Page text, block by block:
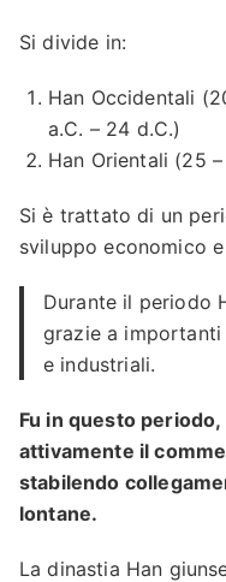
Si divide in:
Han Occidentali
a.C. – 24 d.C.)
Han Orientali (25
Si è trattato di un
sviluppo economico
Durante il periodo
grazie a
e industriali.
Fu in questo
attivamente il
stabilendo
lontane.
La dinastia Han